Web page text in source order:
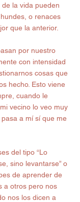
la vida pueden
o renaces
que la anterior.
por nuestro
con intensidad
cosas que
hecho. Esto viene
cuando le
vecino lo veo muy
a mí sí que me
del tipo “Lo
sino levantarse” o
de aprender de
a otros pero nos
nos los dicen a